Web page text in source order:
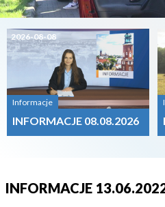
2026-08-08
Informacje
INFORMACJE 08.08.2026
INFORMACJE